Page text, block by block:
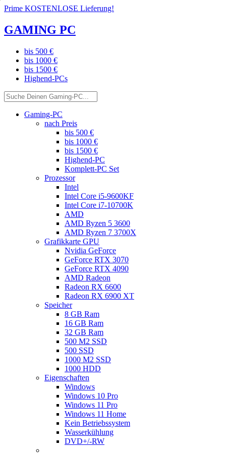
Prime KOSTENLOSE Lieferung!
GAMING PC
bis 500 €
bis 1000 €
bis 1500 €
Highend-PCs
Gaming-PC
nach Preis
bis 500 €
bis 1000 €
bis 1500 €
Highend-PC
Komplett-PC Set
Prozessor
Intel
Intel Core i5-9600KF
Intel Core i7-10700K
AMD
AMD Ryzen 5 3600
AMD Ryzen 7 3700X
Grafikkarte GPU
Nvidia GeForce
GeForce RTX 3070
GeForce RTX 4090
AMD Radeon
Radeon RX 6600
Radeon RX 6900 XT
Speicher
8 GB Ram
16 GB Ram
32 GB Ram
500 M2 SSD
500 SSD
1000 M2 SSD
1000 HDD
Eigenschaften
Windows
Windows 10 Pro
Windows 11 Pro
Windows 11 Home
Kein Betriebssystem
Wasserkühlung
DVD+/-RW